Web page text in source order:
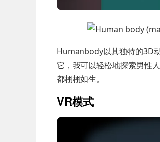
Humanbody以其独特的3D
它，我可以轻松地探索男性
都栩栩如生。
VR模式